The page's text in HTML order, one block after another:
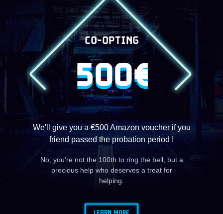
CO-OPTING
500€
We'll give you a €500 Amazon voucher if you
friend passed the probation period !
No, you're not the 100th to ring the bell, but a
precious help who deserves a treat for
helping.